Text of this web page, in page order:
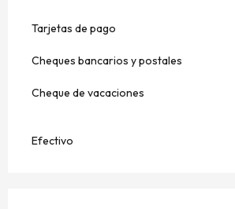
Tarjetas de pago
Cheques bancarios y postales
Cheque de vacaciones
Efectivo